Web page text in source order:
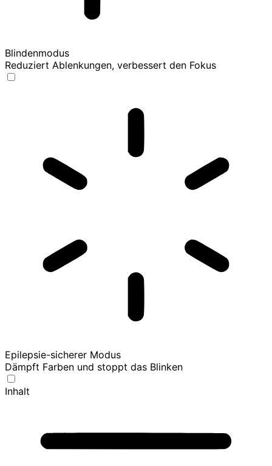
Blindenmodus
Reduziert Ablenkungen, verbessert den Fokus
Epilepsie-sicherer Modus
Dämpft Farben und stoppt das Blinken
Inhalt